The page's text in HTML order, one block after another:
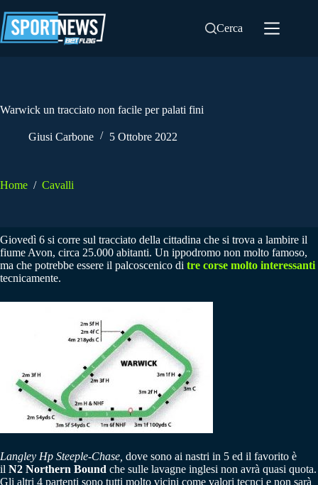
al
contenuto
Cerca
Warwick un tracciato non facile per palati fini
Giusi Carbone 5 Ottobre 2022
Home / Cavalli
Giovedì 6 si corre sul tracciato della cittadina che si trova a lambire il
fiume Avon, circa 25.000 abitanti. Un ippodromo non molto famoso,
ma che potrebbe essere il palcoscenico di tre corse molto interessanti
tecnicamente.
Langley Hp Steeple-Chase, dove sono ai nastri in 5 ed il favorito è
il N2 Northern Bound che sulle lavagne inglesi non avrà quasi quota.
Gli altri 4 partenti sono tutti molto vicini come valori tecnci e non sarà